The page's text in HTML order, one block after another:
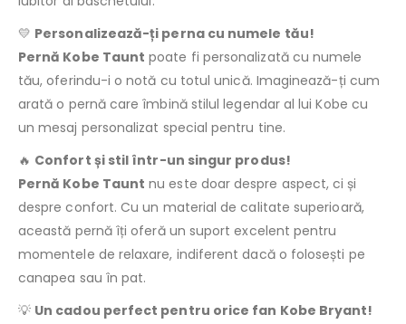
💛 Personalizează-ți perna cu numele tău!
Pernă Kobe Taunt poate fi personalizată cu numele
tău, oferindu-i o notă cu totul unică. Imaginează-ți cum
arată o pernă care îmbină stilul legendar al lui Kobe cu
un mesaj personalizat special pentru tine.
🔥 Confort și stil într-un singur produs!
Pernă Kobe Taunt nu este doar despre aspect, ci și
despre confort. Cu un material de calitate superioară,
această pernă îți oferă un suport excelent pentru
momentele de relaxare, indiferent dacă o folosești pe
canapea sau în pat.
💡 Un cadou perfect pentru orice fan Kobe Bryant!